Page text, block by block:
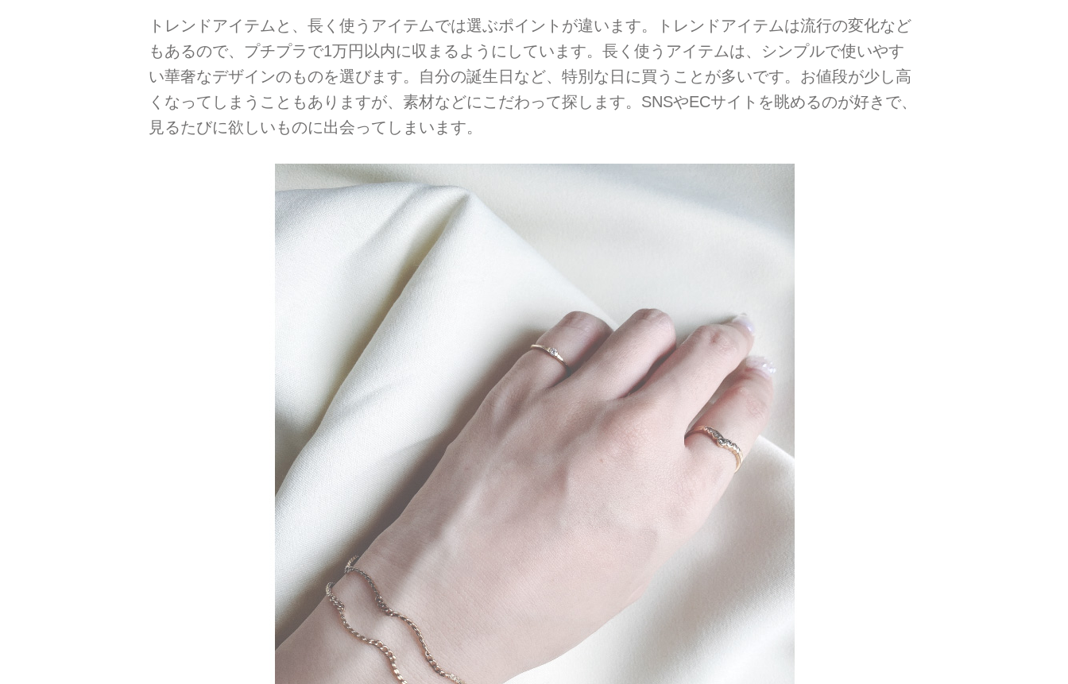
トレンドアイテムと、長く使うアイテムでは選ぶポイントが違います。トレンドアイテムは流行の変化など
もあるので、プチプラで1万円以内に収まるようにしています。長く使うアイテムは、シンプルで使いやす
い華奢なデザインのものを選びます。自分の誕生日など、特別な日に買うことが多いです。お値段が少し高
くなってしまうこともありますが、素材などにこだわって探します。SNSやECサイトを眺めるのが好きで、
見るたびに欲しいものに出会ってしまいます。